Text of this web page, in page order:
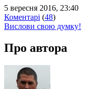
5 вересня 2016, 23:40
Коментарі (48)
Вислови свою думку!
Про автора